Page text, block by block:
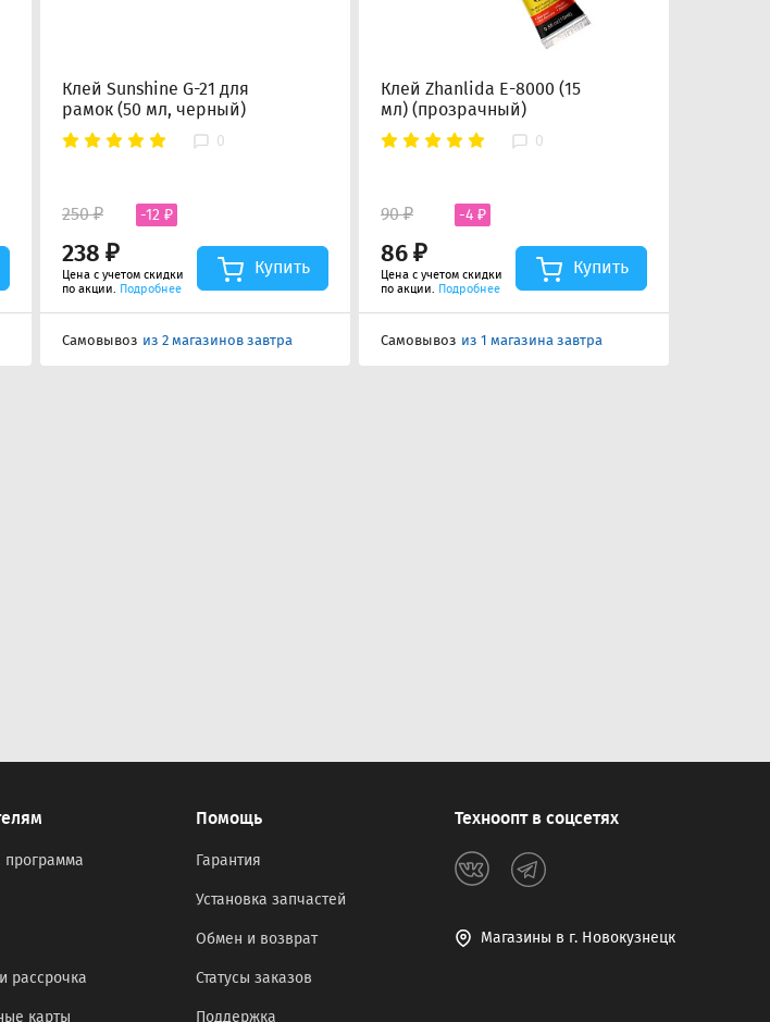
Клей Sunshine G-21 для
рамок (50 мл, черный)
0
238 ₽
250 ₽ -12 ₽
Цена с учетом скидки
по акции. Подробнее
Купить
Самовывоз из 2 магазинов завтра
Клей Zhanlida E-8000 (15
мл) (прозрачный)
0
86 ₽
90 ₽ -4 ₽
Цена с учетом скидки
по акции. Подробнее
Купить
Самовывоз из 1 магазина завтра
программа
рассрочка
карты
Помощь
Гарантия
Установка запчастей
Обмен и возврат
Статусы заказов
Поддержка
Техноопт в соцсетях
Магазины в г. Новокузнецк